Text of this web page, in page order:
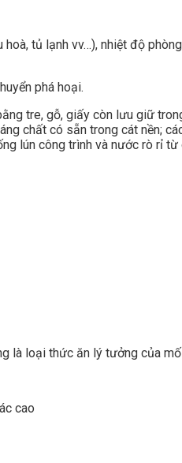
tủ lạnh vv…), nhiệt độ
phá hoại.
tre, gỗ, giấy còn lưu giữ
chất có sẵn trong cát nền;
lún công trình và nước rò rỉ
là loại thức ăn lý tưởng của
cao